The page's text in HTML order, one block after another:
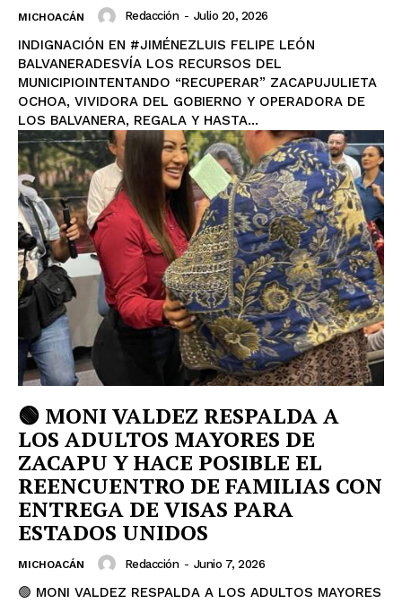
MICHOACÁN Redacción - Julio 20, 2026
INDIGNACIÓN EN #JIMÉNEZLUIS FELIPE LEÓN
BALVANERADESVÍA LOS RECURSOS DEL
MUNICIPIOINTENTANDO “RECUPERAR” ZACAPUJULIETA
OCHOA, VIVIDORA DEL GOBIERNO Y OPERADORA DE
LOS BALVANERA, REGALA Y HASTA...
🟢 MONI VALDEZ RESPALDA A
LOS ADULTOS MAYORES DE
ZACAPU Y HACE POSIBLE EL
REENCUENTRO DE FAMILIAS CON
ENTREGA DE VISAS PARA
ESTADOS UNIDOS
MICHOACÁN Redacción - Junio 7, 2026
🟢 MONI VALDEZ RESPALDA A LOS ADULTOS MAYORES